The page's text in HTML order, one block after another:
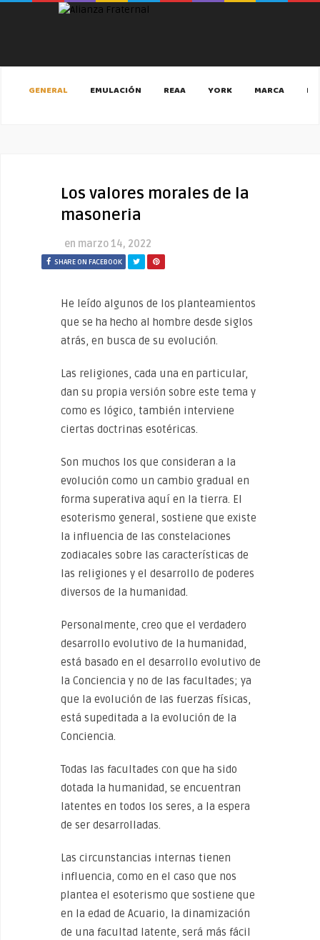
GENERAL EMULACIÓN REAA YORK MARCA
Los valores morales de la
masoneria
en marzo 14, 2022
SHARE ON FACEBOOK
He leído algunos de los planteamientos
que se ha hecho al hombre desde siglos
atrás, en busca de su evolución.
Las religiones, cada una en particular,
dan su propia versión sobre este tema y
como es lógico, también interviene
ciertas doctrinas esotéricas.
Son muchos los que consideran a la
evolución como un cambio gradual en
forma superativa aquí en la tierra. El
esoterismo general, sostiene que existe
la influencia de las constelaciones
zodiacales sobre las características de
las religiones y el desarrollo de poderes
diversos de la humanidad.
Personalmente, creo que el verdadero
desarrollo evolutivo de la humanidad,
está basado en el desarrollo evolutivo de
la Conciencia y no de las facultades; ya
que la evolución de las fuerzas físicas,
está supeditada a la evolución de la
Conciencia.
Todas las facultades con que ha sido
dotada la humanidad, se encuentran
latentes en todos los seres, a la espera
de ser desarrolladas.
Las circunstancias internas tienen
influencia, como en el caso que nos
plantea el esoterismo que sostiene que
en la edad de Acuario, la dinamización
de una facultad latente, será más fácil